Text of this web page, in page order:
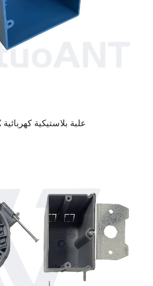
علبة بلاستيكية كهربائية ANTSN32X